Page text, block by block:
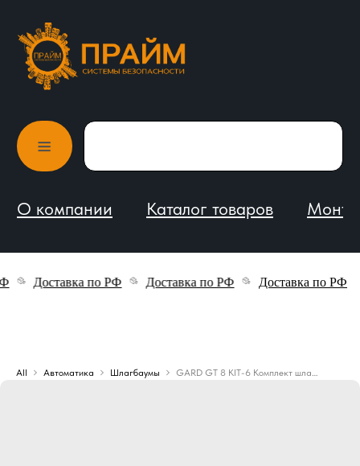
О компании
Доставка по РФ Доставка по РФ Доставка по РФ
All Автоматика Шлагбаумы GARD GT 8 KIT-6 Комплект шлагбаума CAME